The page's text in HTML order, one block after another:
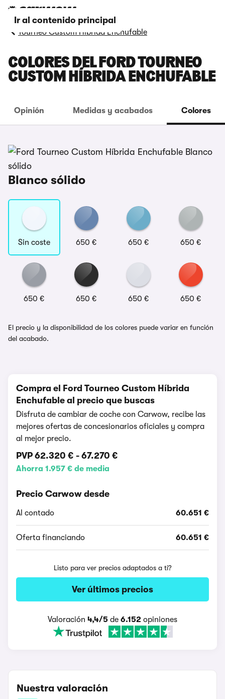
Ir al contenido principal
Tourneo Custom Híbrida Enchufable
COLORES DEL FORD TOURNEO
CUSTOM HÍBRIDA ENCHUFABLE
Opinión Medidas y acabados Colores
Blanco sólido
Sin coste 650 € 650 € 650 €
650 € 650 € 650 € 650 €
El precio y la disponibilidad de los colores puede variar en función
del acabado.
Compra el Ford Tourneo Custom Híbrida
Enchufable al precio que buscas
Disfruta de cambiar de coche con Carwow, recibe las
mejores ofertas de concesionarios oficiales y compra
al mejor precio.
PVP 62.320 € - 67.270 €
Ahorra 1.957 € de media
Precio Carwow desde
Al contado 60.651 €
Oferta financiando 60.651 €
Listo para ver precios adaptados a ti?
Ver últimos precios
Valoración 4,4/5 de 6.152 opiniones
Nuestra valoración